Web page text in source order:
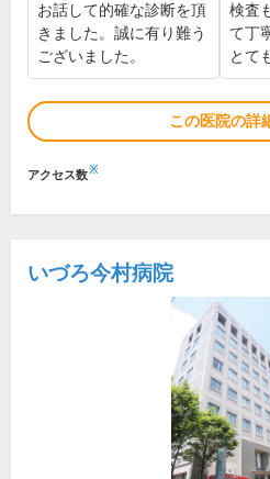
お話して的確な診断を頂
きました。誠に有り難う
ございました。
検査
て丁
とて
この医院の詳
アクセス数※
いづろ今村病院